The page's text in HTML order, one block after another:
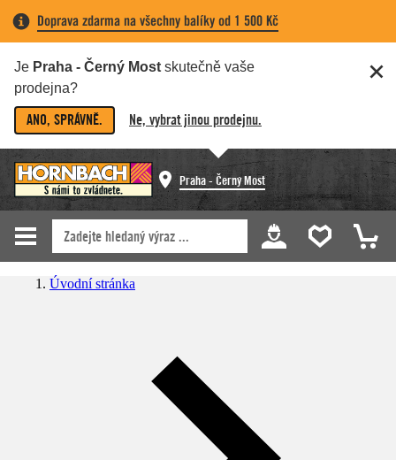
Doprava zdarma na všechny balíky od 1 500 Kč
Je Praha - Černý Most skutečně vaše
prodejna?
ANO, SPRÁVNĚ. Ne, vybrat jinou prodejnu.
Praha - Černý Most
Úvodní stránka